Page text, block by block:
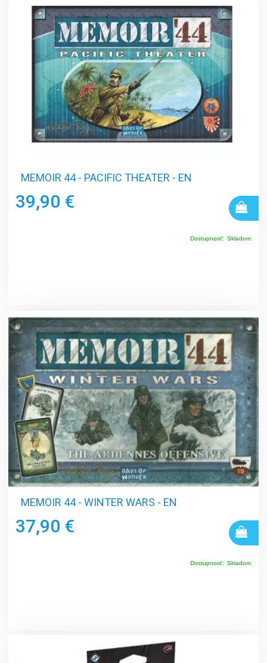
MEMOIR 44 - PACIFIC THEATER - EN
39,90 €
Dostupnosť: Skladom
MEMOIR 44 - WINTER WARS - EN
37,90 €
Dostupnosť: Skladom